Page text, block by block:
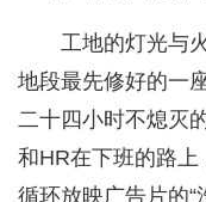
工地的灯光与
地段最先修好的一
二十四小时不熄灭
和HR在下班的路
循环放映广告片的“